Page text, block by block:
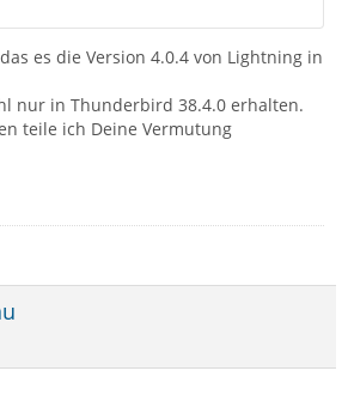
es die Version 4.0.4 von Lightning in
nur in Thunderbird 38.4.0 erhalten.
teile ich Deine Vermutung